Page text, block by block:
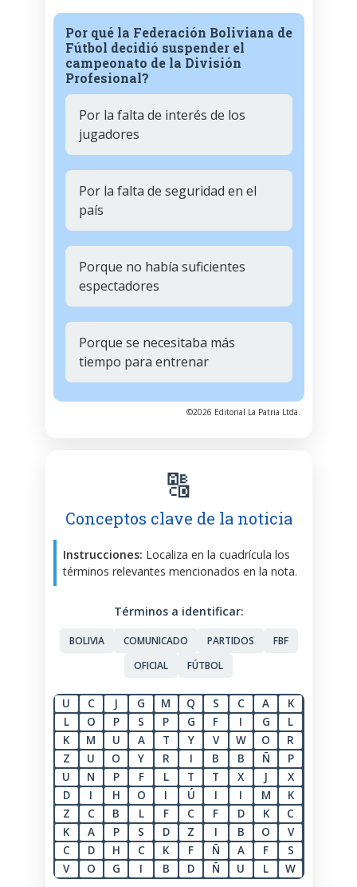
Por qué la Federación Boliviana de
Fútbol decidió suspender el
campeonato de la División
Profesional?
Por la falta de interés de los
jugadores
Por la falta de seguridad en el
país
Porque no había suficientes
espectadores
Porque se necesitaba más
tiempo para entrenar
©2026 Editorial La Patria Ltda.
🔠
Conceptos clave de la noticia
Instrucciones: Localiza en la cuadrícula los
términos relevantes mencionados en la nota.
Términos a identificar:
BOLIVIA COMUNICADO PARTIDOS
FBF
OFICIAL
FÚTBOL
U C J G M Q S C A
K
L
O P S P G F I G
L
K
M U A T Y V W O
R
Z
U O Y R I B B Ñ
P
U
N P F L T T X J
X
D
I H O I Ú I I M
K
Z
C B L F C F D K
C
K
A P S D Z I B O
V
C
D H C K F Ñ A F
S
V
O G I B D Ñ U L W